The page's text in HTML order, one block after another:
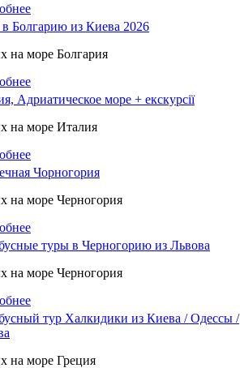
Болгарию из Киева 2026
на море Болгария
Адриатическое море + екскурсії
на море Италия
Чорногория
на море Черногория
туры в Черногорию из Львова
на море Черногория
тур Халкидики из Киева / Одессы /
на море Греция